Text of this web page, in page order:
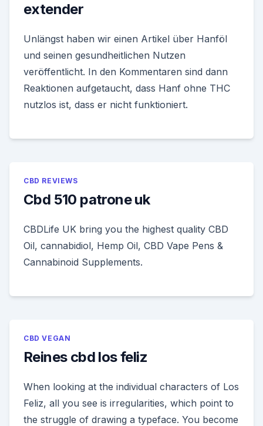
extender
Unlängst haben wir einen Artikel über Hanföl
und seinen gesundheitlichen Nutzen
veröffentlicht. In den Kommentaren sind dann
Reaktionen aufgetaucht, dass Hanf ohne THC
nutzlos ist, dass er nicht funktioniert.
CBD REVIEWS
Cbd 510 patrone uk
CBDLife UK bring you the highest quality CBD
Oil, cannabidiol, Hemp Oil, CBD Vape Pens &
Cannabinoid Supplements.
CBD VEGAN
Reines cbd los feliz
When looking at the individual characters of Los
Feliz, all you see is irregularities, which point to
the struggle of drawing a typeface. You become